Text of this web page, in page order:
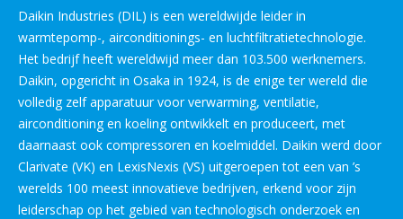
Daikin Industries (DIL) is een wereldwijde leider in
warmtepomp-, airconditionings- en luchtfiltratietechnologie.
Het bedrijf heeft wereldwijd meer dan 103.500 werknemers.
Daikin, opgericht in Osaka in 1924, is de enige ter wereld die
volledig zelf apparatuur voor verwarming, ventilatie,
airconditioning en koeling ontwikkelt en produceert, met
daarnaast ook compressoren en koelmiddel. Daikin werd door
Clarivate (VK) en LexisNexis (VS) uitgeroepen tot een van ’s
werelds 100 meest innovatieve bedrijven, erkend voor zijn
leiderschap op het gebied van technologisch onderzoek en